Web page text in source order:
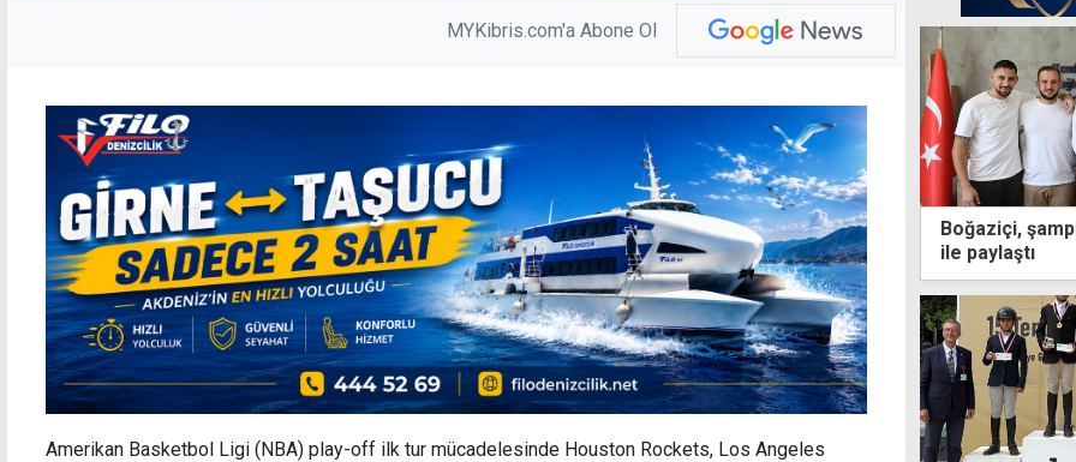
MYKibris.com'a Abone Ol
Amerikan Basketbol Ligi (NBA) play-off ilk tur mücadelesinde Houston Rockets, Los Angeles
Boğaziçi,
ile paylaştı